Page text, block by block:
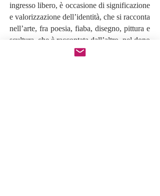
ingresso libero, è occasione di significazione
e valorizzazione dell’identità, che si racconta
nell’arte, fra poesia, fiaba, disegno, pittura e
scultura, che è raccontata dall’altro, nel dono
reciproco di riconoscimento e di